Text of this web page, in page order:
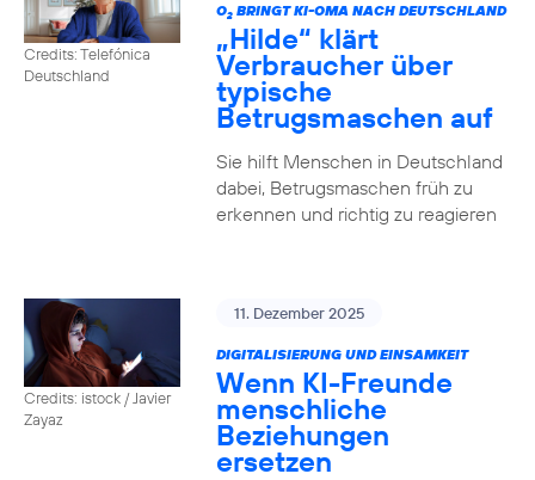
Credits: Telefónica
Deutschland
O2BRINGT KI-OMA NACH DEUTSCHLAND
„Hilde“ klärt
Verbraucher über
typische
Betrugsmaschen auf
Sie hilft Menschen in Deutschland
dabei, Betrugsmaschen früh zu
erkennen und richtig zu reagieren
Credits: istock / Javier
Zayaz
11. Dezember 2025
DIGITALISIERUNG UND EINSAMKEIT
Wenn KI-Freunde
menschliche
Beziehungen
ersetzen